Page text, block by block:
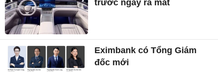
trước ngày ra mắt
Eximbank có Tổng Giám
đốc mới